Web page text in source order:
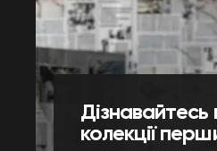
Дізнавайтесь
колекції